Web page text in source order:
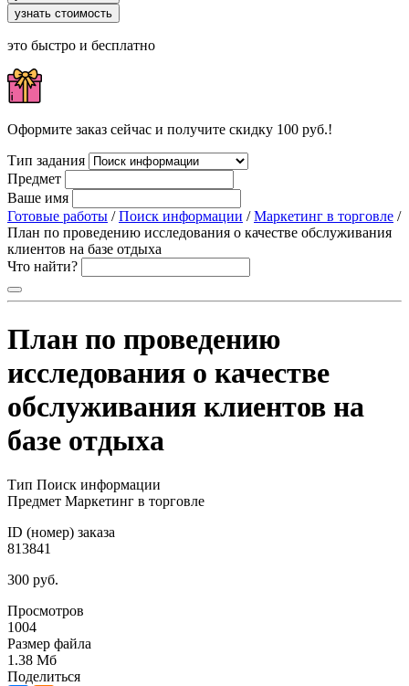
узнать стоимость
это быстро и бесплатно
Оформите заказ сейчас и получите скидку 100 руб.!
Тип задания
Предмет
Ваше имя
Готовые работы /Поиск информации /Маркетинг в торговле /
План по проведению исследования о качестве обслуживания
клиентов на базе отдыха
Что найти?
План по проведению
исследования о качестве
обслуживания клиентов на
базе отдыха
Тип Поиск информации
Предмет Маркетинг в торговле
ID (номер) заказа
813841
300 руб.
Просмотров
1004
Размер файла
1.38 Мб
Поделиться